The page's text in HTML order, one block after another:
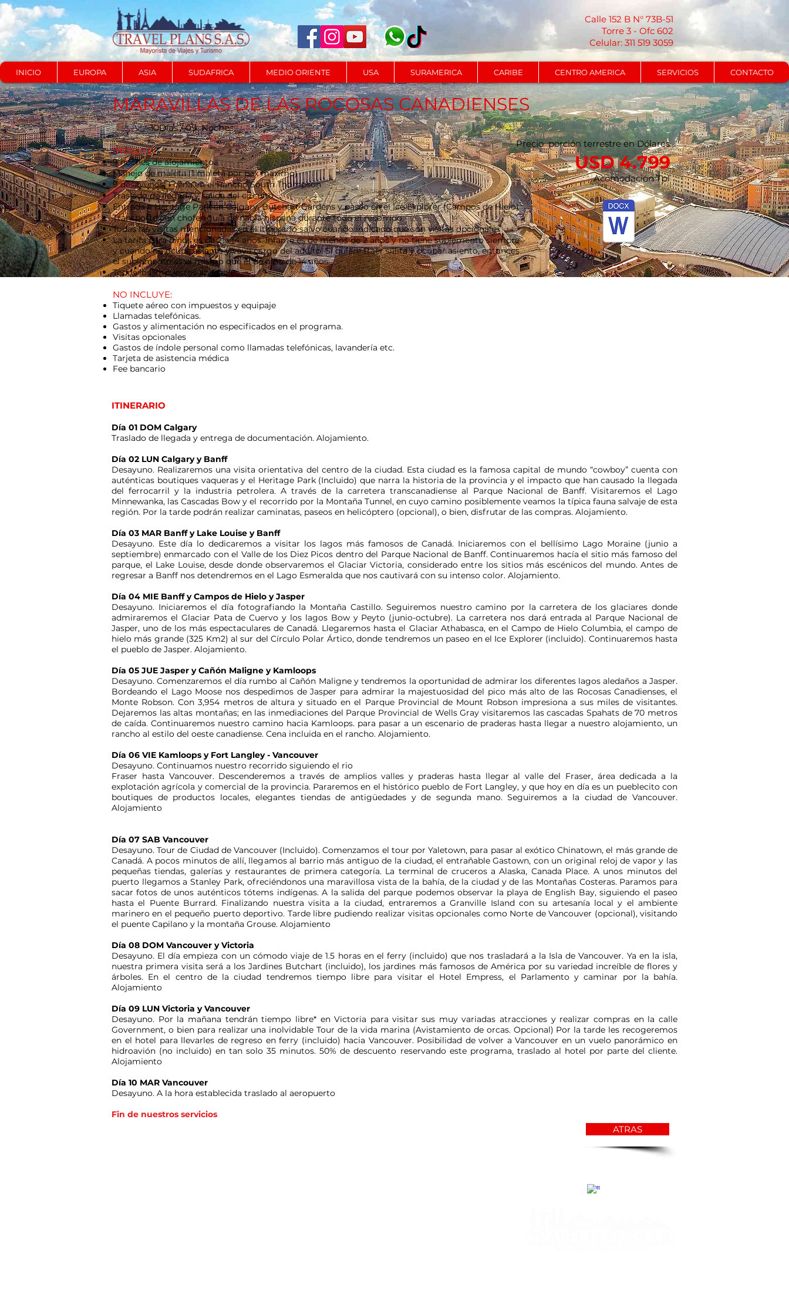
Calle 152 B N° 73B-51
Torre 3 - Ofc 602
Celular: 311 519 3059
INICIO EUROPA ASIA SUDAFRICA MEDIO ORIENTE USA SURAMERICA CARIBE CENTRO AMERICA SERVICIOS CONTACTO
MARAVILLAS DE LAS ROCOSAS CANADIENSES
10Días / 09 Noches
Precio porción terrestre en Dólares
​INCLUYE:
9 noches de alojamiento
Manejo de maleta (1 maleta por pax máximo)
9 desayunos; 1 cena en el Rancho South Thompson
Traslado de llegada y salida del circuito
Entrada a Heritage Park en Calgary, Butchart Gardens y paseo en el Ice Explorer (Campos de Hielo)
Transporte con chofer-guía de habla hispana durante todo el recorrido.
Todas las visitas mencionadas en el itinerario salvo cuando indicado que son visitas opcionales
La tarifa para niños es de 2 a 14 años. Infante es de menos de 2 años y no tiene suplemento siempre
y cuando no ocupe asiento y vaya cargo del adulto. Si quiere traer sillita y ocupar asiento, entonces
el suplemento es el mismo que el de niño de 14 años.
Todos los impuestos aplicables.
NO INCLUYE:
Tiquete aéreo con impuestos y equipaje
Llamadas telefónicas.
Gastos y alimentación no especificados en el programa.
Visitas opcionales
Gastos de índole personal como llamadas telefónicas, lavandería etc.
Tarjeta de asistencia médica
Fee bancario
USD 4.799
Acomodación Tpl
ITINERARIO
Día 01 DOM Calgary
Traslado de llegada y entrega de documentación. Alojamiento.
Día 02 LUN Calgary y Banff
Desayuno. Realizaremos una visita orientativa del centro de la ciudad. Esta ciudad es la famosa capital de mundo “cowboy” cuenta con
auténticas boutiques vaqueras y el Heritage Park (Incluido) que narra la historia de la provincia y el impacto que han causado la llegada
del ferrocarril y la industria petrolera. A través de la carretera transcanadiense al Parque Nacional de Banff. Visitaremos el Lago
Minnewanka, las Cascadas Bow y el recorrido por la Montaña Tunnel, en cuyo camino posiblemente veamos la típica fauna salvaje de esta
región. Por la tarde podrán realizar caminatas, paseos en helicóptero (opcional), o bien, disfrutar de las compras. Alojamiento.
Día 03 MAR Banff y Lake Louise y Banff
Desayuno. Este día lo dedicaremos a visitar los lagos más famosos de Canadá. Iniciaremos con el bellísimo Lago Moraine (junio a
septiembre) enmarcado con el Valle de los Diez Picos dentro del Parque Nacional de Banff. Continuaremos hacía el sitio más famoso del
parque, el Lake Louise, desde donde observaremos el Glaciar Victoria, considerado entre los sitios más escénicos del mundo. Antes de
regresar a Banff nos detendremos en el Lago Esmeralda que nos cautivará con su intenso color. Alojamiento.
Día 04 MIE Banff y Campos de Hielo y Jasper
Desayuno. Iniciaremos el día fotografiando la Montaña Castillo. Seguiremos nuestro camino por la carretera de los glaciares donde
admiraremos el Glaciar Pata de Cuervo y los lagos Bow y Peyto (junio-octubre). La carretera nos dará entrada al Parque Nacional de
Jasper, uno de los más espectaculares de Canadá. Llegaremos hasta el Glaciar Athabasca, en el Campo de Hielo Columbia, el campo de
hielo más grande (325 Km2) al sur del Círculo Polar Ártico, donde tendremos un paseo en el Ice Explorer (incluido). Continuaremos hasta
el pueblo de Jasper. Alojamiento.
Día 05 JUE Jasper y Cañón Maligne y Kamloops
Desayuno. Comenzaremos el día rumbo al Cañón Maligne y tendremos la oportunidad de admirar los diferentes lagos aledaños a Jasper.
Bordeando el Lago Moose nos despedimos de Jasper para admirar la majestuosidad del pico más alto de las Rocosas Canadienses, el
Monte Robson. Con 3,954 metros de altura y situado en el Parque Provincial de Mount Robson impresiona a sus miles de visitantes.
Dejaremos las altas montañas; en las inmediaciones del Parque Provincial de Wells Gray visitaremos las cascadas Spahats de 70 metros
de caída. Continuaremos nuestro camino hacia Kamloops. para pasar a un escenario de praderas hasta llegar a nuestro alojamiento, un
rancho al estilo del oeste canadiense. Cena incluida en el rancho. Alojamiento.
Día 06 VIE Kamloops y Fort Langley - Vancouver
Desayuno. Continuamos nuestro recorrido siguiendo el rio
Fraser hasta Vancouver. Descenderemos a través de amplios valles y praderas hasta llegar al valle del Fraser, área dedicada a la
explotación agrícola y comercial de la provincia. Pararemos en el histórico pueblo de Fort Langley, y que hoy en día es un pueblecito con
boutiques de productos locales, elegantes tiendas de antigüedades y de segunda mano. Seguiremos a la ciudad de Vancouver.
Alojamiento
Día 07 SAB Vancouver
Desayuno. Tour de Ciudad de Vancouver (Incluido). Comenzamos el tour por Yaletown, para pasar al exótico Chinatown, el más grande de
Canadá. A pocos minutos de allí, llegamos al barrio más antiguo de la ciudad, el entrañable Gastown, con un original reloj de vapor y las
pequeñas tiendas, galerías y restaurantes de primera categoría. La terminal de cruceros a Alaska, Canada Place. A unos minutos del
puerto llegamos a Stanley Park, ofreciéndonos una maravillosa vista de la bahía, de la ciudad y de las Montañas Costeras. Paramos para
sacar fotos de unos auténticos tótems indígenas. A la salida del parque podemos observar la playa de English Bay, siguiendo el paseo
hasta el Puente Burrard. Finalizando nuestra visita a la ciudad, entraremos a Granville Island con su artesanía local y el ambiente
marinero en el pequeño puerto deportivo. Tarde libre pudiendo realizar visitas opcionales como Norte de Vancouver (opcional), visitando
el puente Capilano y la montaña Grouse. Alojamiento
Día 08 DOM Vancouver y Victoria
Desayuno. El día empieza con un cómodo viaje de 1.5 horas en el ferry (incluido) que nos trasladará a la Isla de Vancouver. Ya en la isla,
nuestra primera visita será a los Jardines Butchart (incluido), los jardines más famosos de América por su variedad increíble de flores y
árboles. En el centro de la ciudad tendremos tiempo libre para visitar el Hotel Empress, el Parlamento y caminar por la bahía.
Alojamiento
Día 09 LUN Victoria y Vancouver
Desayuno. Por la mañana tendrán tiempo libre* en Victoria para visitar sus muy variadas atracciones y realizar compras en la calle
Government, o bien para realizar una inolvidable Tour de la vida marina (Avistamiento de orcas. Opcional) Por la tarde les recogeremos
en el hotel para llevarles de regreso en ferry (incluido) hacia Vancouver. Posibilidad de volver a Vancouver en un vuelo panorámico en
hidroavión (no incluido) en tan solo 35 minutos. 50% de descuento reservando este programa, traslado al hotel por parte del cliente.
Alojamiento
Día 10 MAR Vancouver
Desayuno. A la hora establecida traslado al aeropuerto
Fin de nuestros servicios
ATRAS